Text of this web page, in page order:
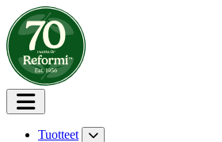
Siirry sisältöön
Tuotteet